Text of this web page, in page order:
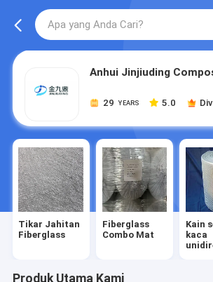
Anhui Jinjiuding
29 YEARS 5.0
Tikar Jahitan
Fiberglass
Fiberglass
Combo Mat
Kain
kaca
Produk Utama Kami